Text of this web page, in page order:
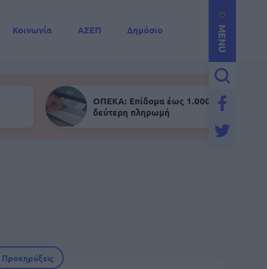
MENU
Κοινωνία ΑΣΕΠ
Δημόσιο
ΟΠΕΚΑ: Επίδομα έως 1.000 ευρώ -
δεύτερη πληρωμή
Προκηρύξεις